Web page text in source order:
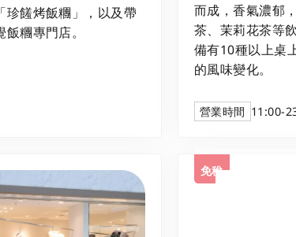
珍饈烤飯糰」，以及帶
糰專門店。
而成，香氣濃郁
茶、茉莉花茶等
備有10種以上桌
的風味變化。
營業時間 11:00-
免稅